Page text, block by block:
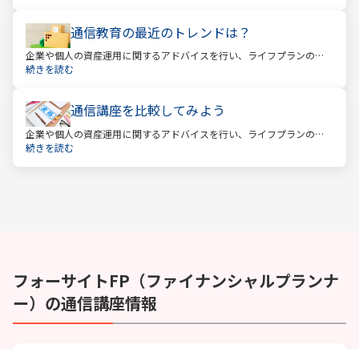
通信教育の最近のトレンドは？
企業や個人の資産運用に関するアドバイスを行い、ライフプランの設
計を提案するファイナンシャルプランナー。
続きを読む
通信講座を比較してみよう
企業や個人の資産運用に関するアドバイスを行い、ライフプランの設
計を提案するファイナンシャルプランナー。
続きを読む
フォーサイトFP（ファイナンシャルプランナ
ー） の通信講座情報